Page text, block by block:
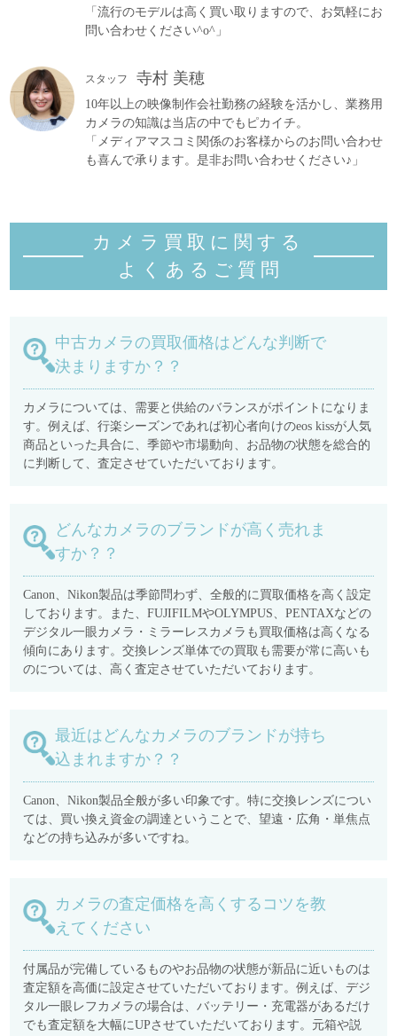
「流行のモデルは高く買い取りますので、お気軽にお
問い合わせください^o^」
スタッフ 寺村 美穂
10年以上の映像制作会社勤務の経験を活かし、業務用
カメラの知識は当店の中でもピカイチ。
「メディアマスコミ関係のお客様からのお問い合わせ
も喜んで承ります。是非お問い合わせください♪」
カメラ買取に関する
よくあるご質 問
中古カメラの買取価格はどんな判断で
決まりますか？？
カメラについては、需要と供給のバランスがポイントになりま
す。例えば、行楽シーズンであれば初心者向けのeos kissが人気
商品といった具合に、季節や市場動向、お品物の状態を総合的
に判断して、査定させていただいております。
どんなカメラのブランドが高く売れま
すか？？
Canon、Nikon製品は季節問わず、全般的に買取価格を高く設定
しております。また、FUJIFILMやOLYMPUS、PENTAXなどの
デジタル一眼カメラ・ミラーレスカメラも買取価格は高くなる
傾向にあります。交換レンズ単体での買取も需要が常に高いも
のについては、高く査定させていただいております。
最近はどんなカメラのブランドが持ち
込まれますか？？
Canon、Nikon製品全般が多い印象です。特に交換レンズについ
ては、買い換え資金の調達ということで、望遠・広角・単焦点
などの持ち込みが多いですね。
カメラの査定価格を高くするコツを教
えてください
付属品が完備しているものやお品物の状態が新品に近いものは
査定額を高価に設定させていただいております。例えば、デジ
タル一眼レフカメラの場合は、バッテリー・充電器があるだけ
でも査定額を大幅にUPさせていただいております。元箱や説